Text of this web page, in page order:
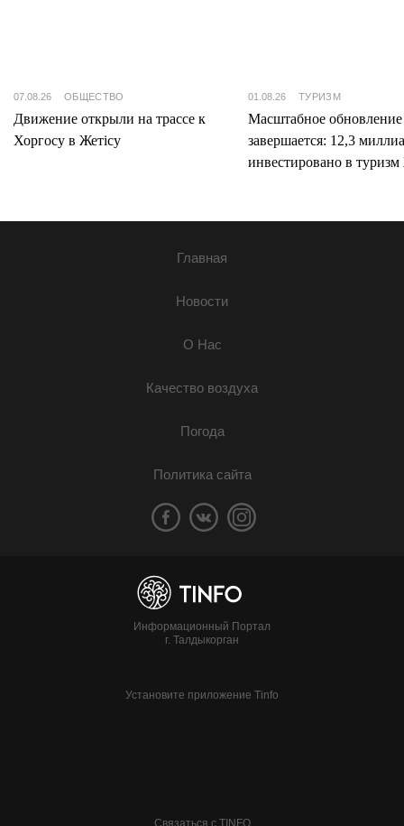
07.08.26 ОБЩЕСТВО
Движение открыли на трассе к
Хоргосу в Жетісу
01.08.26 ТУРИЗМ
Масштабное
завершается: 12,3
инвестировано в туризм
Главная
Новости
О Нас
Качество воздуха
Погода
Политика сайта
Информационный Портал
г. Талдыкорган
Установите приложение Tinfo
Связаться с TINFO